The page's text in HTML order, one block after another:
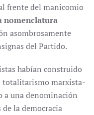
frente del manicomio
nomenclatura
asombrosamente
del Partido.
habían construido
marxista-
a una denominación
la democracia